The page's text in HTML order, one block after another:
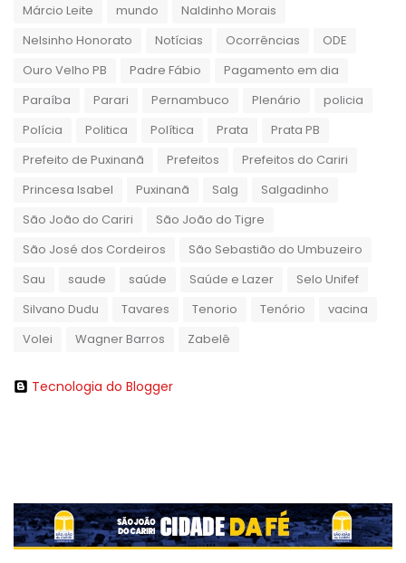
Márcio Leite
mundo
Naldinho Morais
Nelsinho Honorato
Notícias Ocorrências
ODE
Ouro Velho PB
Padre Fábio
Pagamento em dia
Paraíba
Parari Pernambuco Plenário
policia
Polícia
Politica Política Prata
Prata PB
Prefeito de Puxinanã
Prefeitos
Prefeitos do Cariri
Princesa Isabel
Puxinanã Salg
Salgadinho
São João do Cariri
São João do Tigre
São José dos Cordeiros
São Sebastião do Umbuzeiro
Sau
saude saúde Saúde e Lazer
Selo Unifef
Silvano Dudu
Tavares Tenorio Tenório
vacina
Volei
Wagner Barros Zabelê
Tecnologia do Blogger